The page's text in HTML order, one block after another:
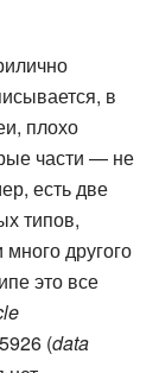
в
плохо
части — не
есть две
типов,
другого
это все
(data